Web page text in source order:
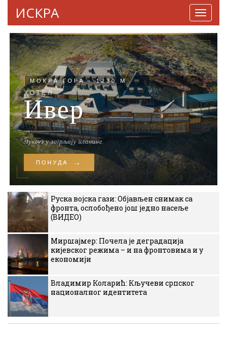
ИСКРА
Руска војска гази: Објављен снимак са
фронта, ослобођено још једно насеље
(ВИДЕО)
Миршајмер: Почела је деградација
кијевског режима – и на фронтовима и у
економији
Владимир Коларић: Кључеви српског
националног идентитета